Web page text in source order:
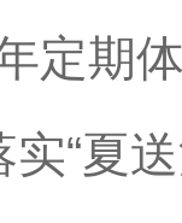
定期
实“夏